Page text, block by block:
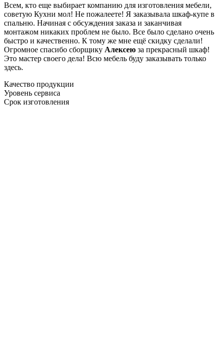
Всем, кто еще выбирает компанию для изготовления мебели,
советую Кухни мол! Не пожалеете! Я заказывала шкаф-купе в
спальню. Начиная с обсуждения заказа и заканчивая
монтажом никаких проблем не было. Все было сделано очень
быстро и качественно. К тому же мне ещё скидку сделали!
Огромное спасибо сборщику Алексею за прекрасный шкаф!
Это мастер своего дела! Всю мебель буду заказывать только
здесь.
Качество продукции
Уровень сервиса
Срок изготовления